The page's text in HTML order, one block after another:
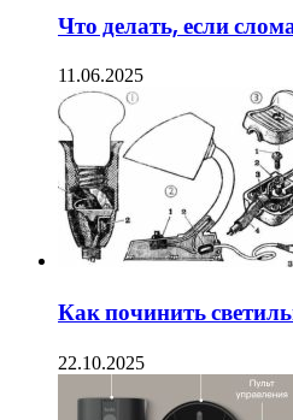
Что делать, если
11.06.2025
Как починить
22.10.2025